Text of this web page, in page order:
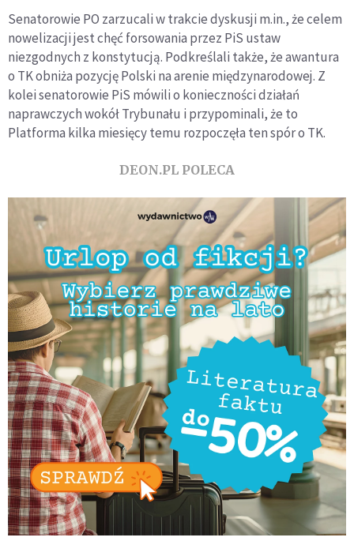
Senatorowie PO zarzucali w trakcie dyskusji m.in., że celem
nowelizacji jest chęć forsowania przez PiS ustaw
niezgodnych z konstytucją. Podkreślali także, że awantura
o TK obniża pozycję Polski na arenie międzynarodowej. Z
kolei senatorowie PiS mówili o konieczności działań
naprawczych wokół Trybunału i przypominali, że to
Platforma kilka miesięcy temu rozpoczęła ten spór o TK.
DEON.PL POLECA